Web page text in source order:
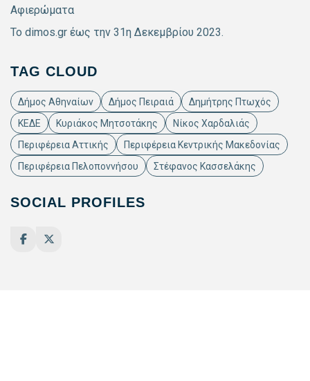
Αφιερώματα
Το dimos.gr έως την 31η Δεκεμβρίου 2023.
TAG CLOUD
Δήμος Αθηναίων Δήμος Πειραιά
Δημήτρης Πτωχός
ΚΕΔΕ
Κυριάκος Μητσοτάκης
Νίκος Χαρδαλιάς
Περιφέρεια Αττικής
Περιφέρεια Κεντρικής Μακεδονίας
Περιφέρεια Πελοποννήσου
Στέφανος Κασσελάκης
SOCIAL PROFILES